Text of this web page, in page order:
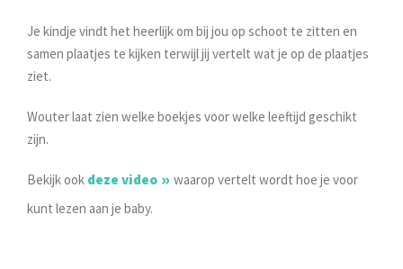
Je kindje vindt het heerlijk om bij jou op schoot te zitten en
samen plaatjes te kijken terwijl jij vertelt wat je op de plaatjes
ziet.
Wouter laat zien welke boekjes voor welke leeftijd geschikt
zijn.
Bekijk ook deze video
waarop vertelt wordt hoe je voor
kunt lezen aan je baby.